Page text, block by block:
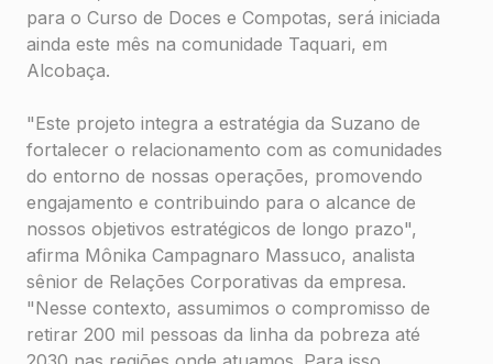
para o Curso de Doces e Compotas, será iniciada
ainda este mês na comunidade Taquari, em
Alcobaça.
"Este projeto integra a estratégia da Suzano de
fortalecer o relacionamento com as comunidades
do entorno de nossas operações, promovendo
engajamento e contribuindo para o alcance de
nossos objetivos estratégicos de longo prazo",
afirma Mônika Campagnaro Massuco, analista
sênior de Relações Corporativas da empresa.
"Nesse contexto, assumimos o compromisso de
retirar 200 mil pessoas da linha da pobreza até